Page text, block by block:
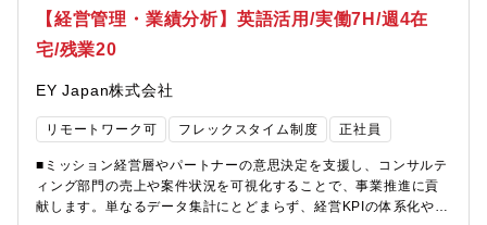
いただきます。不確実性が高く、まだ誰も答えを持っていない難
題に対して、自らボールを拾いに行き、プロジェクトを動かして
いく裁量のあるポジションです。戦略立案から様々な領域の課題
先述の通り税理士ドットコムと組織が統合したことにより、より
広いスコープでの戦略立案に携わることも可能になります。以下
の業務例の中からご経験・お強みによってお任せする領域をご相
行・各種分析、PDCAの管理事業本部長とともに戦略を練り上
げ、数字（PL）へ落とし込み、各機能部署を巻き込んだ施策実行
の伴走■営業戦略の策定および実行・各種分析、PDCAの管理営業
【経営管理・業績分析】英語活用/実働7H/週4在
宅/残業20
EY Japan株式会社
リモートワーク可 フレックスタイム制度 正社員
■ミッション経営層やパートナーの意思決定を支援し、コンサルテ
ィング部門の売上や案件状況を可視化することで、事業推進に貢
献します。単なるデータ集計にとどまらず、経営KPIの体系化やパ